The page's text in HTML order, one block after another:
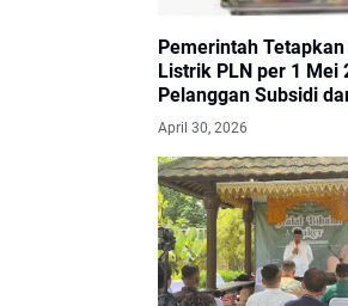
Pemerintah
Listrik PLN per 1 Mei
Pelanggan Subsidi
Subsidi Tidak Naik
April 30, 2026